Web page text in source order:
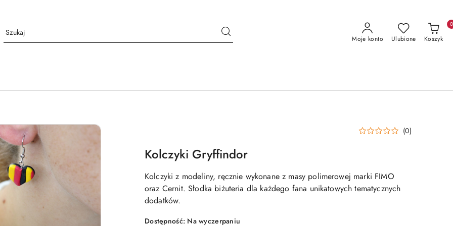
Moje konto Ulubione Koszyk
0
(0)
Kolczyki Gryffindor
Kolczyki z modeliny, ręcznie wykonane z masy polimerowej marki FIMO
oraz Cernit. Słodka biżuteria dla każdego fana unikatowych tematycznych
dodatków.
Dostępność: Na wyczerpaniu